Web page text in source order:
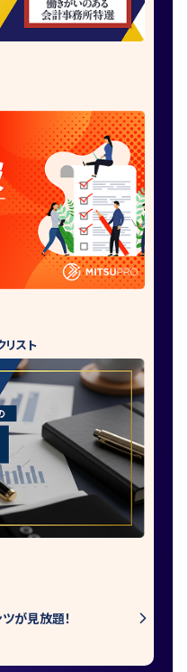
リスト
が見放題！